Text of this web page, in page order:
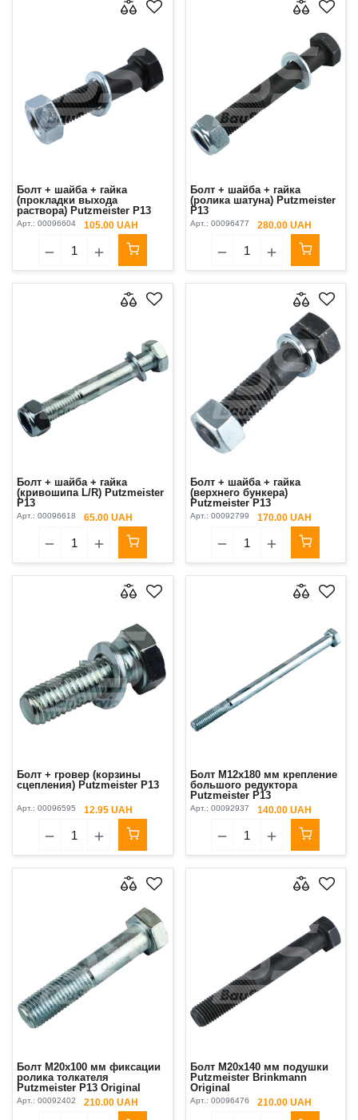
Болт + шайба + гайка
(прокладки выхода
раствора) Putzmeister P13
Арт.: 00096604 105.00 UAH
Болт + шайба + гайка
(ролика шатуна) Putzmeister
P13
Арт.: 00096477 280.00 UAH
Болт + шайба + гайка
(кривошипа L/R) Putzmeister
P13
Арт.: 00096618 65.00 UAH
Болт + шайба + гайка
(верхнего бункера)
Putzmeister P13
Арт.: 00092799 170.00 UAH
Болт + гровер (корзины
сцепления) Putzmeister P13
Арт.: 00096595 12.95 UAH
Болт М12х180 мм крепление
большого редуктора
Putzmeister P13
Арт.: 00092937 140.00 UAH
Болт М20х100 мм фиксации
ролика толкателя
Putzmeister P13 Original
Арт.: 00092402 210.00 UAH
Болт М20х140 мм подушки
Putzmeister Brinkmann
Original
Арт.: 00096476 210.00 UAH